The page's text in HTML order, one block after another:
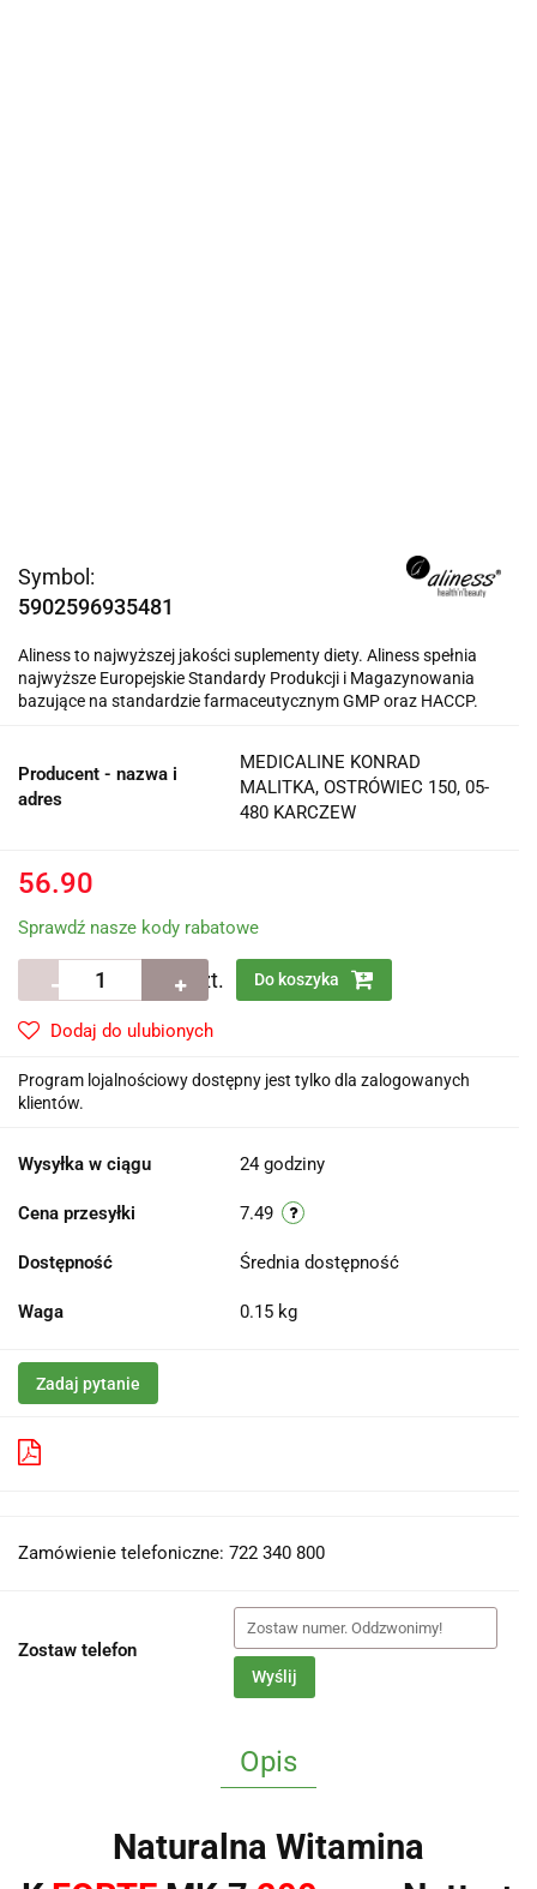
Symbol:
5902596935481
Aliness to najwyższej jakości suplementy diety. Aliness spełnia
najwyższe Europejskie Standardy Produkcji i Magazynowania
bazujące na standardzie farmaceutycznym GMP oraz HACCP.
Producent - nazwa i
adres
MEDICALINE KONRAD
MALITKA, OSTRÓWIEC 150, 05-
480 KARCZEW
56.90
Sprawdź nasze kody rabatowe
szt. Do koszyka
Dodaj do ulubionych
Program lojalnościowy dostępny jest tylko dla zalogowanych
klientów.
Wysyłka w ciągu 24 godziny
Cena przesyłki 7.49
Dostępność Średnia dostępność
Waga 0.15 kg
Zadaj pytanie
Zamówienie telefoniczne: 722 340 800
Zostaw telefon
Wyślij
Opis
Naturalna Witamina